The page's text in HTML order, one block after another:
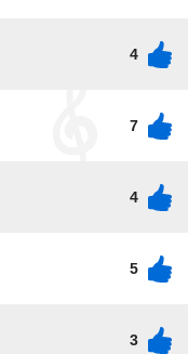
4
7
4
5
3